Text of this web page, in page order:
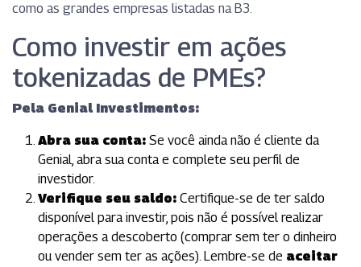
como as grandes empresas listadas na B3.
Como investir em ações
tokenizadas de PMEs?
Pela Genial Investimentos:
Abra sua conta: Se você ainda não é cliente da
Genial, abra sua conta e complete seu perfil de
investidor.
Verifique seu saldo: Certifique-se de ter saldo
disponível para investir, pois não é possível realizar
operações a descoberto (comprar sem ter o dinheiro
ou vender sem ter as ações). Lembre-se de aceitar